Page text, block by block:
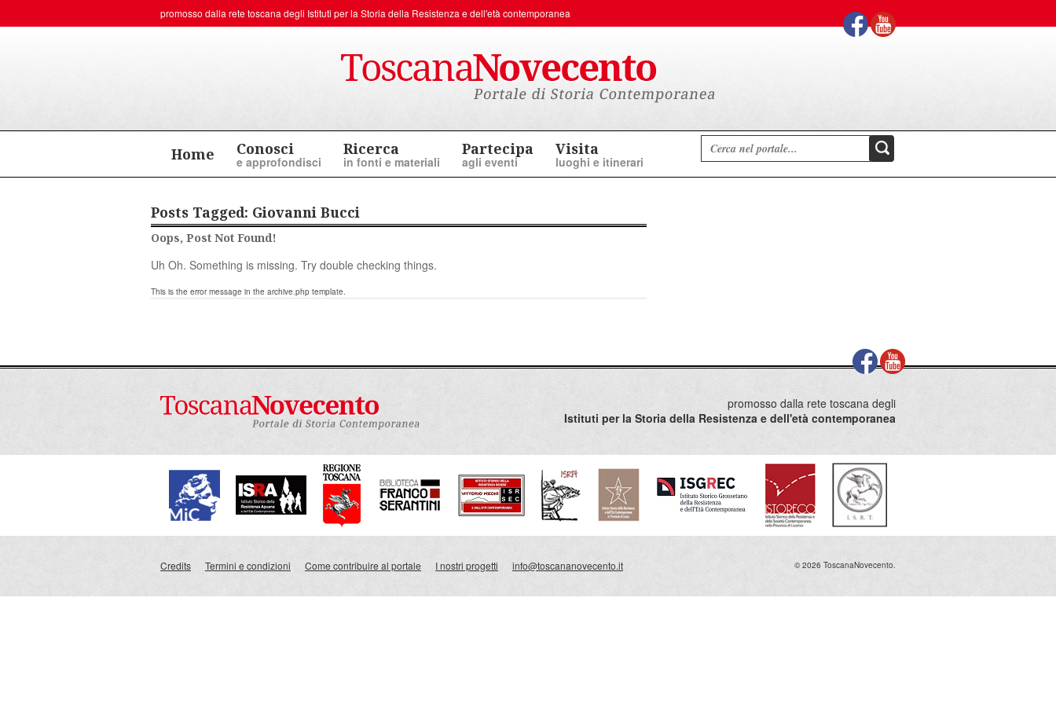
promosso dalla rete toscana degli Istituti per la Storia della Resistenza e dell'età contemporanea
Home Conosci
e approfondisci
Ricerca
in fonti e materiali
Partecipa
agli eventi
Visita
luoghi e itinerari
Posts Tagged: Giovanni Bucci
Oops, Post Not Found!
Uh Oh. Something is missing. Try double checking things.
This is the error message in the archive.php template.
promosso dalla rete toscana degli
Istituti per la Storia della Resistenza e dell'età contemporanea
Credits Termini e condizioni Come contribuire al portale I nostri progetti info@toscananovecento.it © 2026 ToscanaNovecento.